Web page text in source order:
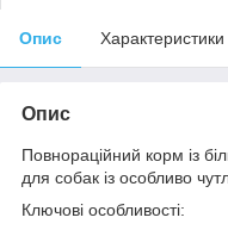
Опис Характеристики
Опис
Повнораційний корм із
для собак із особливо
Ключові особливості: